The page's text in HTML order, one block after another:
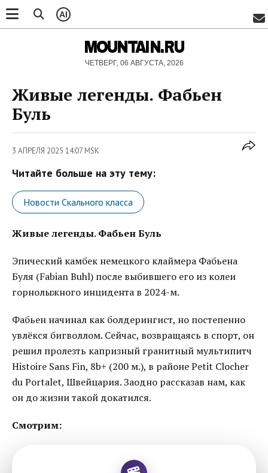
AI
MOUNTAIN.RU
ЧЕТВЕРГ, 06 АВГУСТА, 2026
Живые легенды. Фабьен
Буль
3 АПРЕЛЯ 2025 14:07 MSK
Читайте больше на эту тему:
Новости Скального класса
Живые легенды. Фабьен Буль
Эпический камбек немецкого клаймера Фабьена
Буля (Fabian Buhl) после выбившего его из колеи
горнолыжного инцидента в 2024-м.
Фабьен начинал как болдерингист, но постепенно
увлёкся бигволлом. Сейчас, возвращаясь в спорт, он
решил пролезть капризный гранитный мультипитч
Histoire Sans Fin, 8b+ (200 м.), в районе Petit Clocher
du Portalet, Швейцария. Заодно рассказав нам, как
он до жизни такой докатился.
Смотрим: